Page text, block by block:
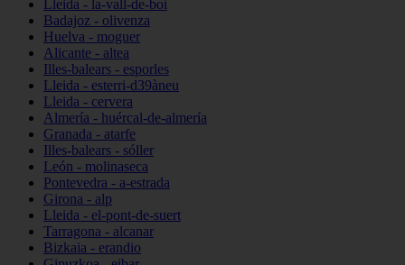
Lleida - la-vall-de-boí
Badajoz - olivenza
Huelva - moguer
Alicante - altea
Illes-balears - esporles
Lleida - esterri-d39àneu
Lleida - cervera
Almería - huércal-de-almería
Granada - atarfe
Illes-balears - sóller
León - molinaseca
Pontevedra - a-estrada
Girona - alp
Lleida - el-pont-de-suert
Tarragona - alcanar
Bizkaia - erandio